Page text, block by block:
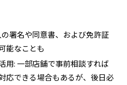
の署名や同意書、および免許証
能なことも
用: 一部店舗で事前相談すれば
応できる場合もあるが、後日必